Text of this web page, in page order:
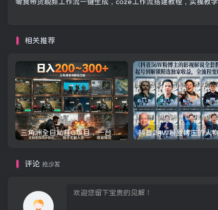
零食带货视频工作流一键生成，coze工作流搭建教程，实操教学
相关推荐
三角洲全自动挂G项目，一台电脑即可操作，防封稳账号，日收益300+，收益全程包回收，省心稳賺【揭秘】
评论 抢沙发